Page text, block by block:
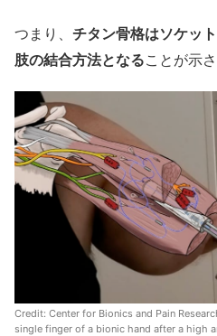
つまり、 チタン骨格はソケッ
肢の結合方法となることが示
Credit: Center for Bionics and Pain
single finger of a bionic hand after a high